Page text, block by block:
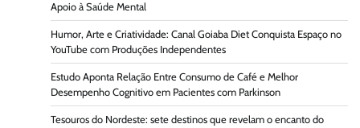
Apoio à Saúde Mental
Humor, Arte e Criatividade: Canal Goiaba Diet Conquista Espaço no
YouTube com Produções Independentes
Estudo Aponta Relação Entre Consumo de Café e Melhor
Desempenho Cognitivo em Pacientes com Parkinson
Tesouros do Nordeste: sete destinos que revelam o encanto do